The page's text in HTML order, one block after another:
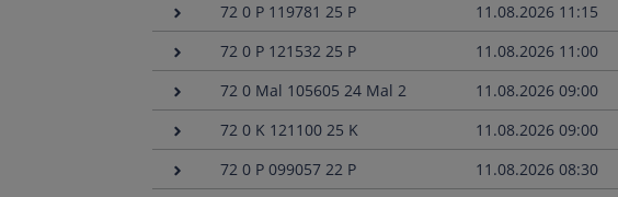
72 0 P 119781 25 P
11.08.2026 11:15
72 0 P 121532 25 P
11.08.2026 11:00
72 0 Mal 105605 24 Mal 2
11.08.2026 09:00
72 0 K 121100 25 K
11.08.2026 09:00
72 0 P 099057 22 P
11.08.2026 08:30